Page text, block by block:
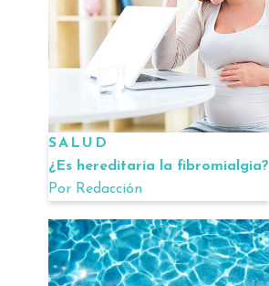
SALUD
¿Es hereditaria la fibromialgia?
Por Redacción